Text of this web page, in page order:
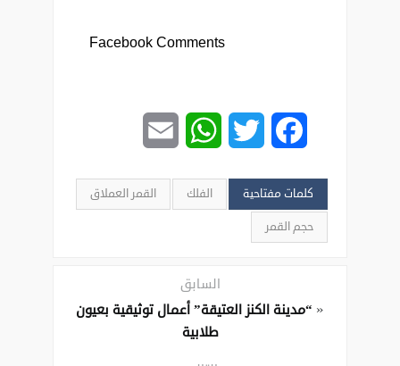
Facebook Comments
Facebook
Twitter
WhatsApp
كلمات مفتاحية الفلك القمر العملاق
حجم القمر
السابق
« “مدينة الكنز العتيقة” أعمال توثيقية بعيون
طلابية